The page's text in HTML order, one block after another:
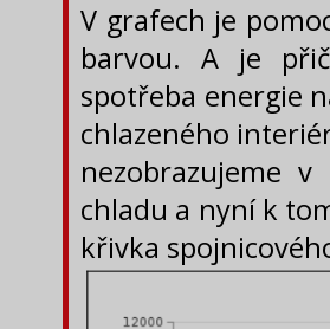
V grafech je
barvou. A je
spotřeba energie
chlazeného
nezobrazujeme
chladu a nyní k
křivka